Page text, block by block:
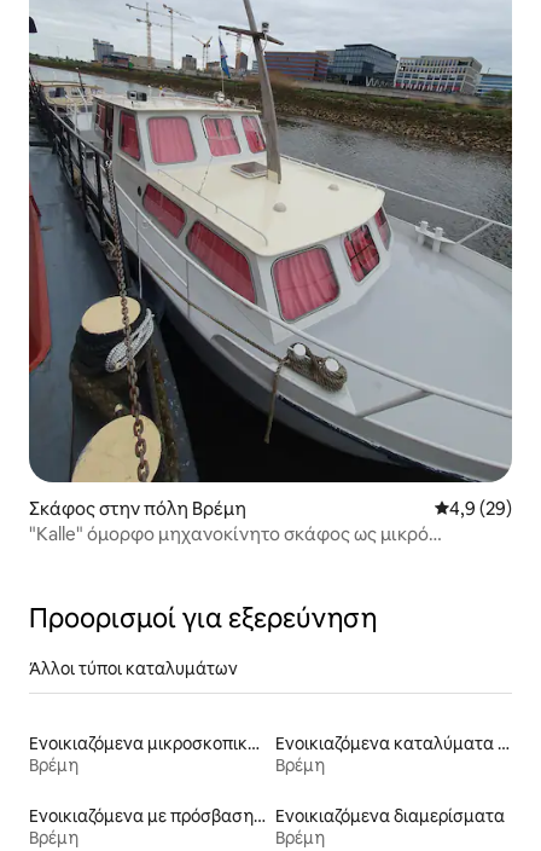
Σκάφος στην πόλη Βρέμη Μέση
4,9 (29)
"Kalle" όμορφο μηχανοκίνητο σκάφος ως μικρό
Προορισμοί για εξερεύνηση
Άλλοι τύποι καταλυμάτων
Ενοικιαζόμενα μικροσκοπικά σπίτια
Βρέμη
Ενοικιαζόμενα καταλύματα με πισίνα
Βρέμη
Ενοικιαζόμενα με πρόσβαση σε παραλία
Βρέμη
Ενοικιαζόμενα διαμερίσματα
Βρέμη